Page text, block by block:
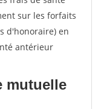
sur les forfaits
d'honoraire) en
antérieur
mutuelle